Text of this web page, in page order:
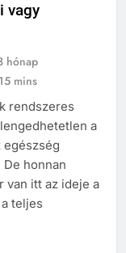
vagy
hónap
15 mins
rendszeres
a
egészség
honnan
van itt az ideje a
teljes